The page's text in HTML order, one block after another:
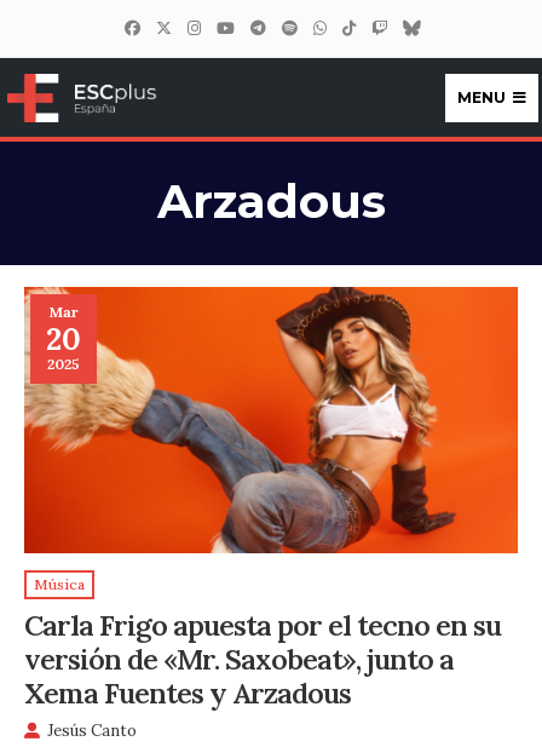
ESCplus España
MENU
Arzadous
Mar
20
2025
Música
Carla Frigo apuesta por el tecno en su
versión de «Mr. Saxobeat», junto a
Xema Fuentes y Arzadous
Jesús Canto